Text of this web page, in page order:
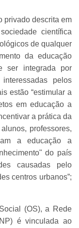
privado descrita em
científica
de qualquer
da educação
ser integrada por
pelos
estão “estimular a
em educação a
a prática da
professores,
a educação a
do país
causadas pelo
centros urbanos”;
(OS), a Rede
é vinculada ao